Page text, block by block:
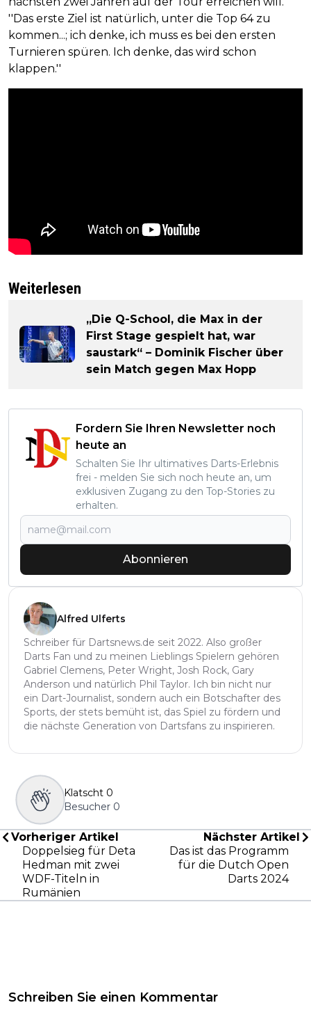
''Das erste Ziel ist natürlich, unter die Top 64 zu
kommen...; ich denke, ich muss es bei den ersten
Turnieren spüren. Ich denke, das wird schon
klappen.''
Weiterlesen
„Die Q-School, die Max in der
First Stage gespielt hat, war
saustark“ – Dominik Fischer über
sein Match gegen Max Hopp
Fordern Sie Ihren Newsletter noch
heute an
Schalten Sie Ihr ultimatives Darts-Erlebnis
frei - melden Sie sich noch heute an, um
exklusiven Zugang zu den Top-Stories zu
erhalten.
Abonnieren
Alfred Ulferts
Schreiber für Dartsnews.de seit 2022. Also großer
Darts Fan und zu meinen Lieblings Spielern gehören
Gabriel Clemens, Peter Wright, Josh Rock, Gary
Anderson und natürlich Phil Taylor. Ich bin nicht nur
ein Dart-Journalist, sondern auch ein Botschafter des
Sports, der stets bemüht ist, das Spiel zu fördern und
die nächste Generation von Dartsfans zu inspirieren.
Klatscht 0
Besucher 0
Vorheriger Artikel
Doppelsieg für Deta
Hedman mit zwei
WDF-Titeln in
Rumänien
Nächster Artikel
Das ist das Programm
für die Dutch Open
Darts 2024
Schreiben Sie einen Kommentar